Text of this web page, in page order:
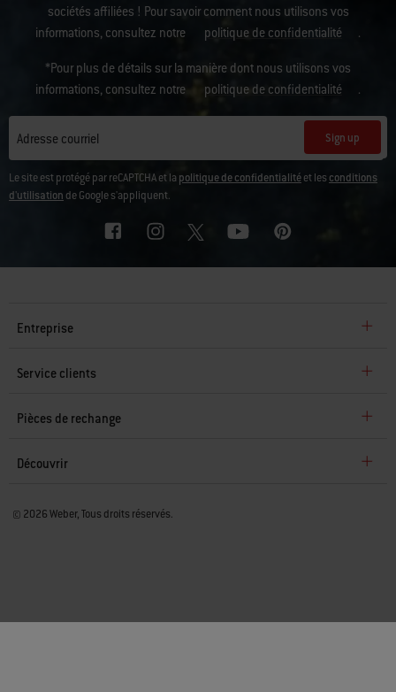
sociétés affiliées ! Pour savoir comment nous utilisons vos
informations, consultez notre
politique de confidentialité .
*Pour plus de détails sur la manière dont nous utilisons vos
informations, consultez notre
politique de confidentialité .
Adresse courriel Sign up
Le site est protégé par reCAPTCHA et la politique de confidentialitéet les conditions
d'utilisation de Google s'appliquent.
Entreprise
Service clients
Pièces de rechange
Découvrir
© 2026 Weber, Tous droits réservés.